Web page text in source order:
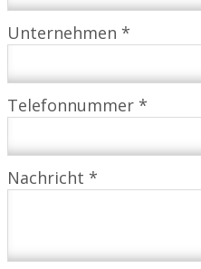
Unternehmen *
Telefonnummer *
Nachricht *